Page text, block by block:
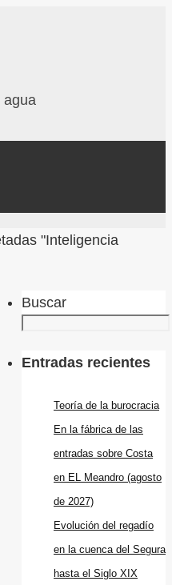
agua
"Inteligencia
Buscar
Entradas recientes
Teoría de la burocracia
En la fábrica de las
entradas sobre Costa
en EL Meandro (agosto
de 2027)
Evolución del regadío
en la cuenca del Segura
hasta el Siglo XIX